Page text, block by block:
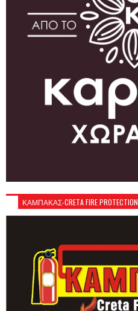
ΚΑΜΠΑΚΑΣ-CRETA FIRE PROTECTION